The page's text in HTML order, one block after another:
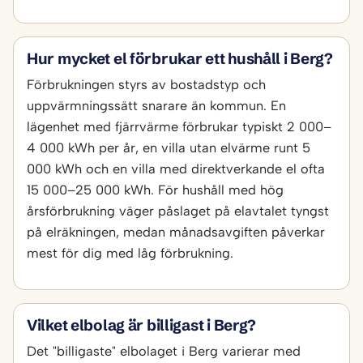
Hur mycket el förbrukar ett hushåll i Berg?
Förbrukningen styrs av bostadstyp och
uppvärmningssätt snarare än kommun. En
lägenhet med fjärrvärme förbrukar typiskt 2 000–
4 000 kWh per år, en villa utan elvärme runt 5
000 kWh och en villa med direktverkande el ofta
15 000–25 000 kWh. För hushåll med hög
årsförbrukning väger påslaget på elavtalet tyngst
på elräkningen, medan månadsavgiften påverkar
mest för dig med låg förbrukning.
Vilket elbolag är billigast i Berg?
Det "billigaste" elbolaget i Berg varierar med